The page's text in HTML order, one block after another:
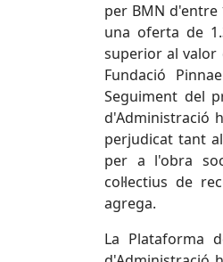
per BMN d'entre
una oferta de
superior al valor
Fundació
Seguiment del
d'Administració
perjudicat tant
per a l'obra
col·lectius de
agrega.
La Plataforma